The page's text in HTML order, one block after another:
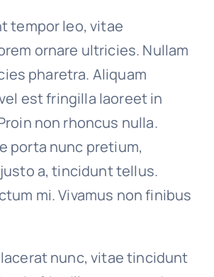
tempor leo, vitae
ornare ultricies. Nullam
pharetra. Aliquam
est fringilla laoreet in
non rhoncus nulla.
porta nunc pretium,
a, tincidunt tellus.
mi. Vivamus non finibus
nunc, vitae tincidunt